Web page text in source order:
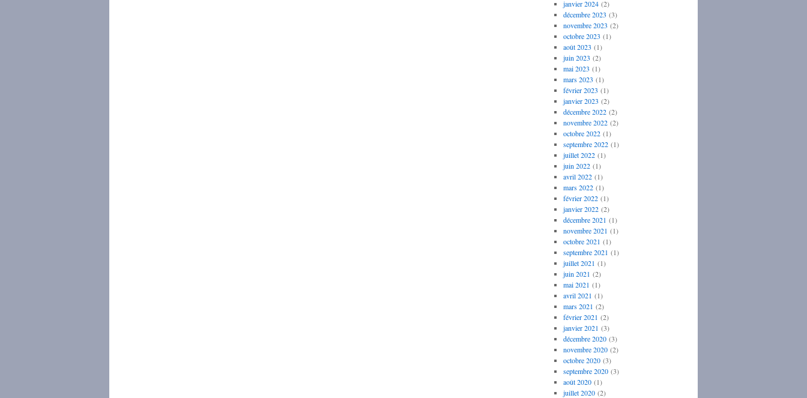
janvier 2024(2)
décembre 2023 (3)
novembre 2023 (2)
octobre 2023 (1)
août 2023 (1)
juin 2023 (2)
mai 2023 (1)
mars 2023 (1)
février 2023 (1)
janvier 2023 (2)
décembre 2022(2)
novembre 2022(2)
octobre 2022(1)
septembre 2022(1)
juillet 2022(1)
juin 2022(1)
avril 2022(1)
mars 2022(1)
février 2022(1)
janvier 2022(2)
décembre 2021 (1)
novembre 2021 (1)
octobre 2021 (1)
septembre 2021 (1)
juillet 2021 (1)
juin 2021 (2)
mai 2021 (1)
avril 2021 (1)
mars 2021 (2)
février 2021 (2)
janvier 2021 (3)
décembre 2020(3)
novembre 2020(2)
octobre 2020(3)
septembre 2020(3)
août 2020(1)
juillet 2020(2)